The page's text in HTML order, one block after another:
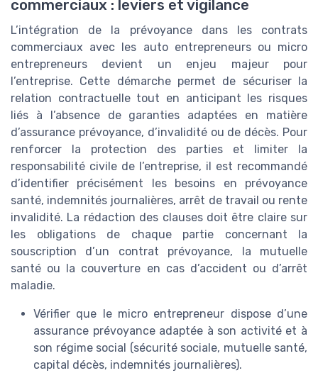
commerciaux : leviers et vigilance
L’intégration de la prévoyance dans les contrats
commerciaux avec les auto entrepreneurs ou micro
entrepreneurs devient un enjeu majeur pour
l’entreprise. Cette démarche permet de sécuriser la
relation contractuelle tout en anticipant les risques
liés à l’absence de garanties adaptées en matière
d’assurance prévoyance, d’invalidité ou de décès. Pour
renforcer la protection des parties et limiter la
responsabilité civile de l’entreprise, il est recommandé
d’identifier précisément les besoins en prévoyance
santé, indemnités journalières, arrêt de travail ou rente
invalidité. La rédaction des clauses doit être claire sur
les obligations de chaque partie concernant la
souscription d’un contrat prévoyance, la mutuelle
santé ou la couverture en cas d’accident ou d’arrêt
maladie.
Vérifier que le micro entrepreneur dispose d’une
assurance prévoyance adaptée à son activité et à
son régime social (sécurité sociale, mutuelle santé,
capital décès, indemnités journalières).